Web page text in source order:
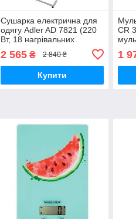
Сушарка електрична для
одягу Adler AD 7821 (220
Вт, 18 нагрівальних
2 565₴ 2 840 ₴
Купити
CR
1